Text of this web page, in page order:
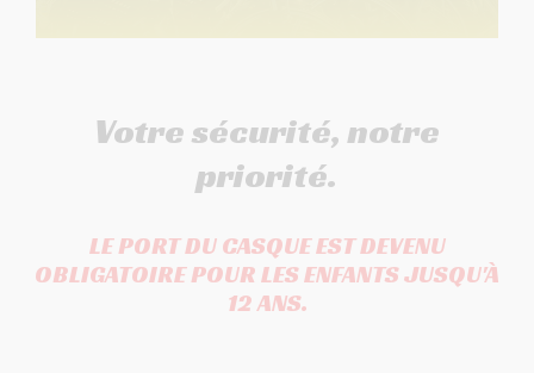
Votre sécurité, notre
priorité.
LE PORT DU CASQUE EST DEVENU
OBLIGATOIRE POUR LES ENFANTS JUSQU'À
12 ANS.